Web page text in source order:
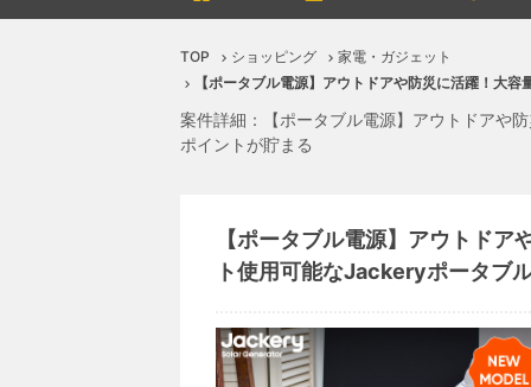
TOP ショッピング
家電・ガジェット
【ポータブル電源】アウトドアや防災に活躍！大
案件詳細：【ポータブル電源】アウトドアや
ポイントが貯まる
【ポータブル電源】アウトド
ト使用可能なJackeryポータブ